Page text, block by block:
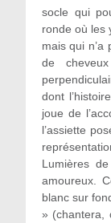
socle qui
ronde où les
mais qui n’a
de
dont
joue de
l’assiette
Lumières
amoureux.
blanc sur
» (chantera,